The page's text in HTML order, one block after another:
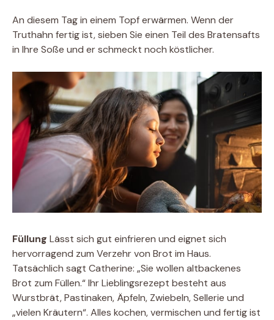
An diesem Tag in einem Topf erwärmen. Wenn der
Truthahn fertig ist, sieben Sie einen Teil des Bratensafts
in Ihre Soße und er schmeckt noch köstlicher.
Füllung Lässt sich gut einfrieren und eignet sich
hervorragend zum Verzehr von Brot im Haus.
Tatsächlich sagt Catherine: „Sie wollen altbackenes
Brot zum Füllen.“ Ihr Lieblingsrezept besteht aus
Wurstbrät, Pastinaken, Äpfeln, Zwiebeln, Sellerie und
„vielen Kräutern“. Alles kochen, vermischen und fertig ist